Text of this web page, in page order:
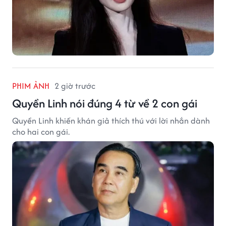
PHIM ẢNH 2 giờ trước
Quyền Linh nói đúng 4 từ về 2 con gái
Quyền Linh khiến khán giả thích thú với lời nhắn dành
cho hai con gái.